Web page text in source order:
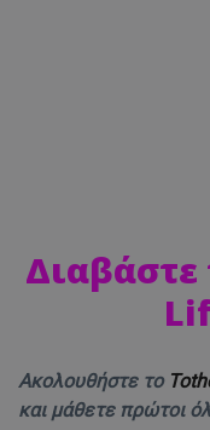
Διαβάστε
Ακολουθήστε το
και μάθετε πρώτοι